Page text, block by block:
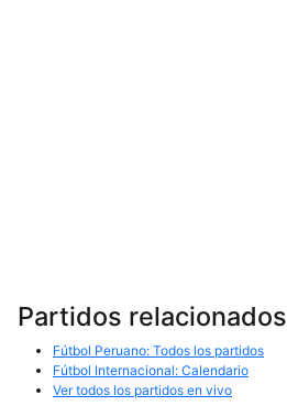
Partidos relacionados
Fútbol Peruano: Todos los partidos
Fútbol Internacional: Calendario
Ver todos los partidos en vivo